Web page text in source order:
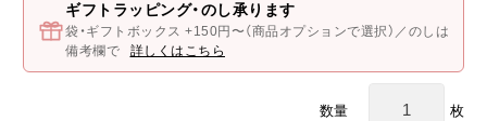
ギフトラッピング・のし承ります
袋・ギフトボックス +150円〜（商品オプションで選択）／のしは
備考欄で
詳しくはこちら
数量 枚